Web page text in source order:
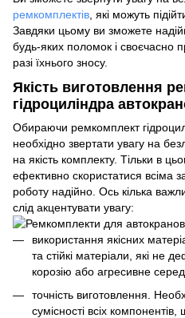
ремкомплектів , які можуть
Завдяки цьому ви зможете
будь-яких поломок і своєчасно
разі їхнього зносу.
Якість виготовлення
гідроциліндра
Обираючи ремкомплект
необхідно звертати увагу на
на якість комплекту. Тільки в
ефективно скористатися всіма
роботу надійно. Ось кілька
слід акцентувати увагу:
використання якісних
та стійкі матеріали, які не
корозію або агресивне
точність виготовлення.
сумісності всіх